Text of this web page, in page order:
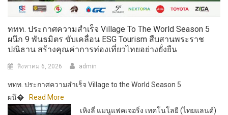
ททท. ประกาศความสำเร็จ Village To The World Season 5
ผนึก 9 พันธมิตร ขับเคลื่อน ESG Tourism สืบสานพระราช
ปณิธาน สร้างคุณค่าการท่องเที่ยวไทยอย่างยั่งยืน
สิงหาคม 6, 2026 admin
ททท. ประกาศความสำเร็จ Village to the World Season 5
ผนึ�
Read More
เหิงลี่ แมนูแฟคเจอริ่ง เทคโนโลยี (ไทยแลนด์)